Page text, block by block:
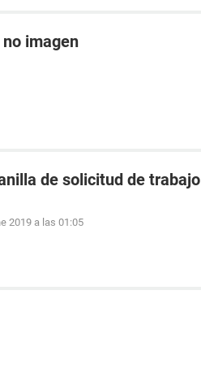
imagen
de solicitud de trabajo
2019 a las 01:05